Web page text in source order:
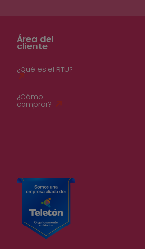
Área del
cliente
¿Qué es el RTU?
¿Cómo
comprar?